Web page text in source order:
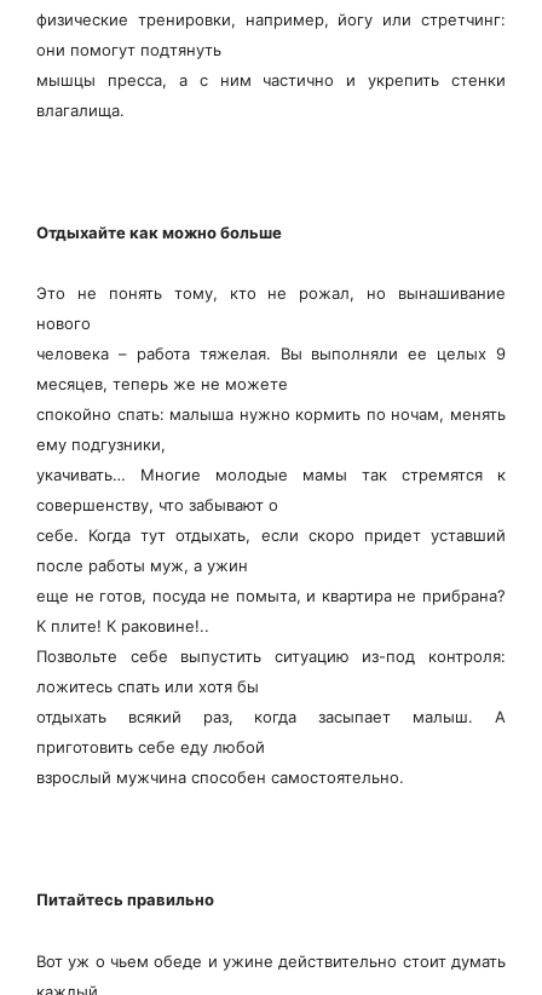
физические тренировки, например, йогу или стретчинг:
они помогут подтянуть
мышцы пресса, а с ним частично и укрепить стенки
влагалища.
Отдыхайте как можно больше
Это не понять тому, кто не рожал, но вынашивание
нового
человека – работа тяжелая. Вы выполняли ее целых 9
месяцев, теперь же не можете
спокойно спать: малыша нужно кормить по ночам, менять
ему подгузники,
укачивать… Многие молодые мамы так стремятся к
совершенству, что забывают о
себе. Когда тут отдыхать, если скоро придет уставший
после работы муж, а ужин
еще не готов, посуда не помыта, и квартира не прибрана?
К плите! К раковине!..
Позвольте себе выпустить ситуацию из-под контроля:
ложитесь спать или хотя бы
отдыхать всякий раз, когда засыпает малыш. А
приготовить себе еду любой
взрослый мужчина способен самостоятельно.
Питайтесь правильно
Вот уж о чьем обеде и ужине действительно стоит думать
каждый